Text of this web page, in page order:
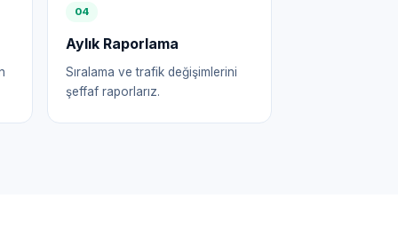
04
Aylık Raporlama
Sıralama ve trafik değişimlerini
şeffaf raporlarız.